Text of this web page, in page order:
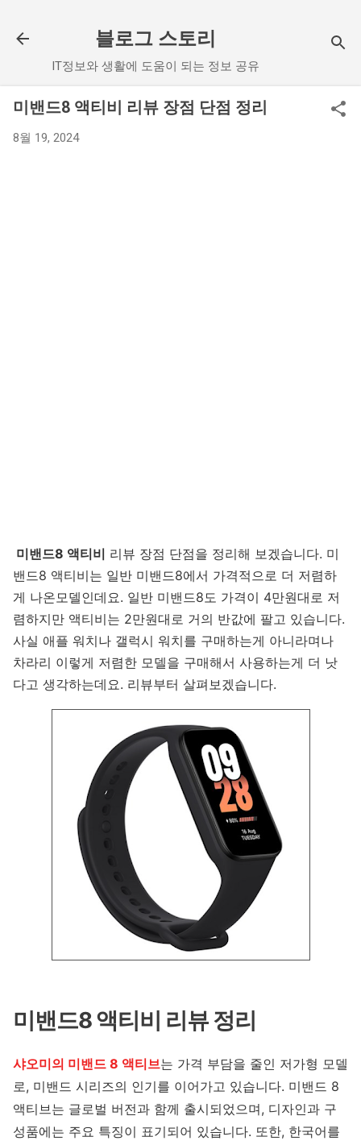
블로그 스토리
IT정보와 생활에 도움이 되는 정보 공유
미밴드8 액티비 리뷰 장점 단점 정리
8월 19, 2024
미밴드8 액티비 리뷰 장점 단점을 정리해 보겠습니다. 미
밴드8 액티비는 일반 미밴드8에서 가격적으로 더 저렴하
게 나온모델인데요. 일반 미밴드8도 가격이 4만원대로 저
렴하지만 액티비는 2만원대로 거의 반값에 팔고 있습니다.
사실 애플 워치나 갤럭시 워치를 구매하는게 아니라며나
차라리 이렇게 저렴한 모델을 구매해서 사용하는게 더 낫
다고 생각하는데요. 리뷰부터 살펴보겠습니다.
미밴드8 액티비 리뷰 정리
샤오미의 미밴드 8 액티브는 가격 부담을 줄인 저가형 모델
로, 미밴드 시리즈의 인기를 이어가고 있습니다. 미밴드 8
액티브는 글로벌 버전과 함께 출시되었으며, 디자인과 구
성품에는 주요 특징이 표기되어 있습니다. 또한, 한국어를